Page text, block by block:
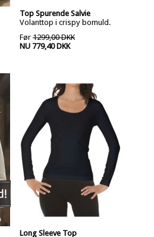
Top Spurende Salvie
Volanttop i crispy bomuld.
Før 1299,00 DKK
NU 779,40 DKK
Long Sleeve Top